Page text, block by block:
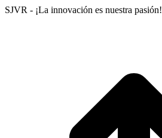
SJVR - ¡La innovación es nuestra pasión!